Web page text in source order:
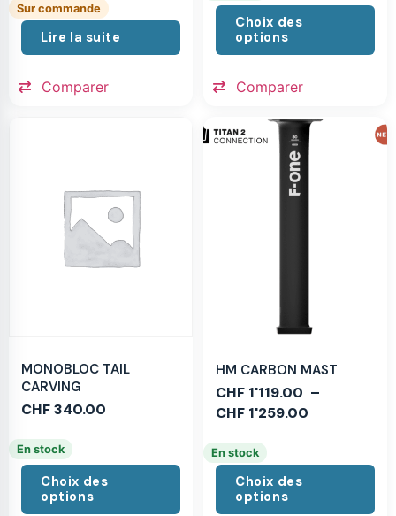
Sur commande
Lire la suite
Comparer
Choix des
options
Comparer
MONOBLOC TAIL
CARVING
CHF340.00
En stock
Choix des
options
HM CARBON MAST
CHF 1'119.00 –
CHF 1'259.00
En stock
Choix des
options